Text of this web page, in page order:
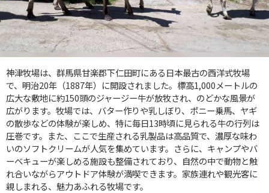
神津牧場は、群馬県甘楽郡下仁田町にある日本最古の西洋式牧場
で、明治20年（1887年）に開設されました。標高1,000メートルの
広大な敷地に約150頭のジャージー牛が放牧され、のどかな風景が
広がります。牧場では、バター作りや乳しぼり、ポニー乗馬、ヤギ
の散歩などの体験が楽しめ、特に毎日13時頃に見られる牛の行列は
圧巻です。また、ここで生産される乳製品は高品質で、濃厚な味わ
いのソフトクリームが人気を集めています。さらに、キャンプやバ
ーベキューが楽しめる施設も整備されており、自然の中で動物と触
れ合いながらアウトドア体験が満喫できます。家族連れや観光客に
親しまれる、魅力あふれる牧場です。